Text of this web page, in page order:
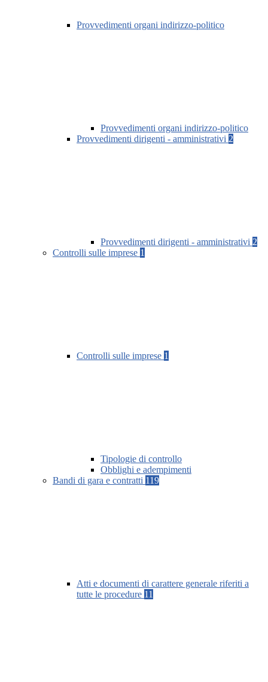
Provvedimenti organi indirizzo-politico
Provvedimenti organi indirizzo-politico
Provvedimenti dirigenti - amministrativi 2
Provvedimenti dirigenti - amministrativi 2
Controlli sulle imprese 1
Controlli sulle imprese 1
Tipologie di controllo
Obblighi e adempimenti
Bandi di gara e contratti 119
Atti e documenti di carattere generale riferiti a
tutte le procedure 11